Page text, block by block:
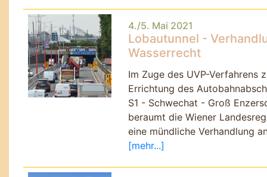
4./5. Mai 2021
Lobautunnel -
Wasserrecht
Im Zuge des UVP-Verfahrens
Errichtung des
S1 - Schwechat - Groß
beraumt die Wiener
eine mündliche Verhandlung
[mehr...]